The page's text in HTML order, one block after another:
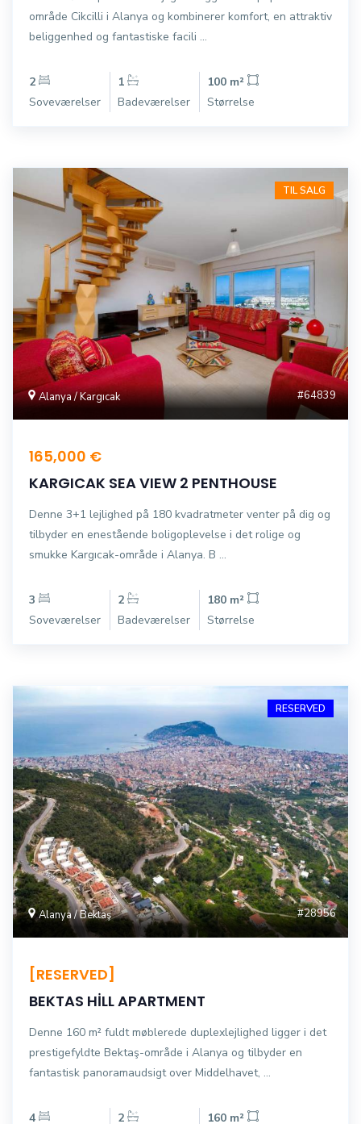
område Cikcilli i Alanya og kombinerer komfort, en attraktiv
beliggenhed og fantastiske facili ...
2
Soveværelser
1
Badeværelser
100 m²
Størrelse
TIL SALG
Alanya / Kargıcak #64839
165,000 €
KARGICAK SEA VIEW 2 PENTHOUSE
Denne 3+1 lejlighed på 180 kvadratmeter venter på dig og
tilbyder en enestående boligoplevelse i det rolige og
smukke Kargıcak-område i Alanya. B ...
3
Soveværelser
2
Badeværelser
180 m²
Størrelse
RESERVED
Alanya / Bektaş #28956
[RESERVED]
BEKTAS HİLL APARTMENT
Denne 160 m² fuldt møblerede duplexlejlighed ligger i det
prestigefyldte Bektaş-område i Alanya og tilbyder en
fantastisk panoramaudsigt over Middelhavet, ...
4
2
160 m²